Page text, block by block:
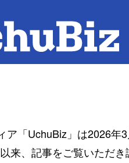
ア「UchuBiz」は2026年
来、記事をご覧いただき